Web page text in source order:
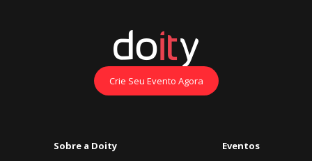
Crie Seu Evento Agora
Sobre a Doity Eventos